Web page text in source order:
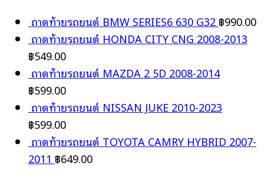
ถาดท้ายรถยนต์ BMW SERIES6 630 G32 ฿990.00
ถาดท้ายรถยนต์ HONDA CITY CNG 2008-2013
฿549.00
ถาดท้ายรถยนต์ MAZDA 2 5D 2008-2014
฿599.00
ถาดท้ายรถยนต์ NISSAN JUKE 2010-2023
฿599.00
ถาดท้ายรถยนต์ TOYOTA CAMRY HYBRID 2007-
2011 ฿649.00